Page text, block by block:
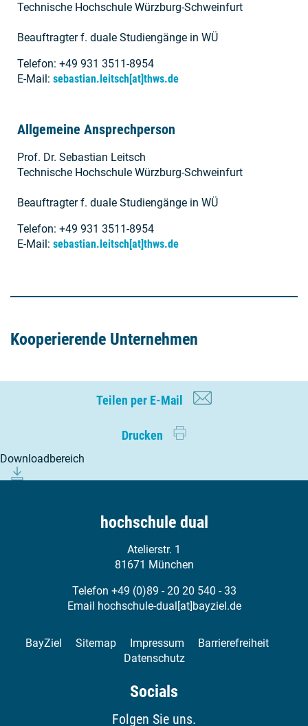
Technische Hochschule Würzburg-Schweinfurt
Beauftragter f. duale Studiengänge in WÜ
Telefon: +49 931 3511-8954
E-Mail: sebastian.leitsch[at]thws.de
Allgemeine Ansprechperson
Prof. Dr. Sebastian Leitsch
Technische Hochschule Würzburg-Schweinfurt
Beauftragter f. duale Studiengänge in WÜ
Telefon: +49 931 3511-8954
E-Mail: sebastian.leitsch[at]thws.de
Kooperierende Unternehmen
HENNEBERGER und Partner -
Steuerberater
Telefon: 0931-3592050
E-Mail:bewerbung[at]henneberger-partner.de
97074 Würzburg
Freie Plätze (2027/2028): Ja
Mehr Informationen
Teilen per E-Mail
Drucken
Download­bereich
hochschule dual
Atelierstr. 1
81671 München
Telefon +49 (0)89 - 20 20 540 - 33
Email hochschule-dual[at]bayziel.de
BayZiel Sitemap Impressum
Barrierefreiheit
Datenschutz
Socials
Folgen Sie uns.